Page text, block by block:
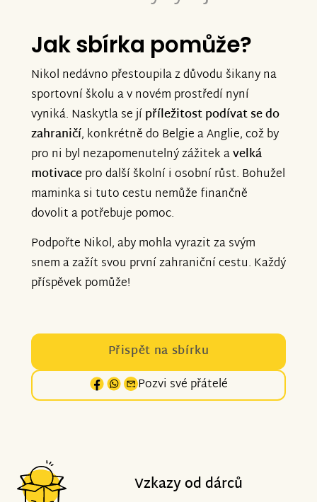
Jak sbírka pomůže?
Nikol nedávno přestoupila z důvodu šikany na
sportovní školu a v novém prostředí nyní
vyniká. Naskytla se jípříležitostpodívat se do
zahraničí, konkrétně do Belgie a Anglie, což by
pro ni byl nezapomenutelný zážitek avelká
motivacepro další školní i osobní růst. Bohužel
maminka si tuto cestu nemůže finančně
dovolit a potřebuje pomoc.
Podpořte Nikol, aby mohla vyrazit za svým
snem a zažít svou první zahraniční cestu. Každý
příspěvek pomůže!
Přispět na sbírku
Pozvi své přátelé
Vzkazy od dárců